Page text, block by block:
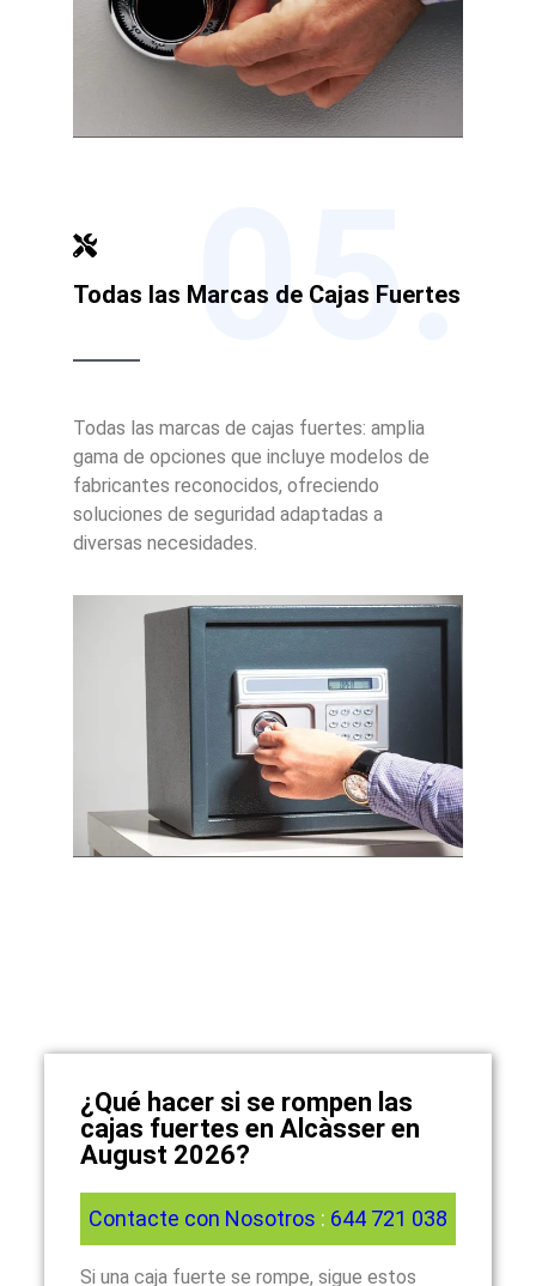
Todas las Marcas de Cajas Fuertes
05.
Todas las marcas de cajas fuertes: amplia
gama de opciones que incluye modelos de
fabricantes reconocidos, ofreciendo
soluciones de seguridad adaptadas a
diversas necesidades.
¿Qué hacer si se rompen las
cajas fuertes en Alcàsser en
August 2026?
Contacte con Nosotros : 644 721 038
Si una caja fuerte se rompe, sigue estos